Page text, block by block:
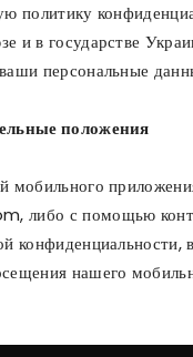
политику
и в государстве
персональные
положения
мобильного
с помощью
нашего